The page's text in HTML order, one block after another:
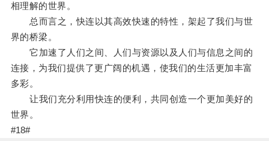
相理解的世界。
总而言之，快连以其高效快速的特性，架起了我们与世
界的桥梁。
它加速了人们之间、人们与资源以及人们与信息之间的
连接，为我们提供了更广阔的机遇，使我们的生活更加丰富
多彩。
让我们充分利用快连的便利，共同创造一个更加美好的
世界。
#18#